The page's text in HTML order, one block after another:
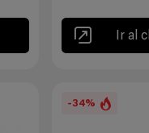
Ir al
-34%